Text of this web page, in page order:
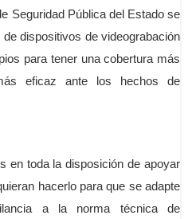
Seguridad Pública del Estado se
dispositivos de videograbación
para tener una cobertura más
eficaz ante los hechos de
en toda la disposición de apoyar
hacerlo para que se adapte
a la norma técnica de